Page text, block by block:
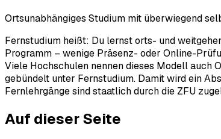
Ortsunabhängiges Studium mit überwiegend
Fernstudium heißt: Du lernst orts- und
Programm – wenige Präsenz- oder Online-
Viele Hochschulen nennen dieses Modell auch
gebündelt unter Fernstudium. Damit wird ein
Fernlehrgänge sind staatlich durch die ZFU
Auf dieser Seite